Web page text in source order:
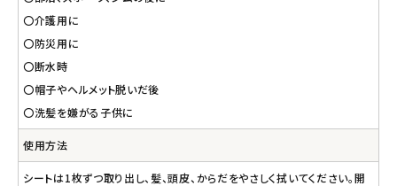
〇介護用に
〇防災用に
〇断水時
〇帽子やヘルメット脱いだ後
〇洗髪を嫌がる子供に
使用方法
シートは1枚ずつ取り出し、髪、頭皮、からだをやさしく拭いてください。開